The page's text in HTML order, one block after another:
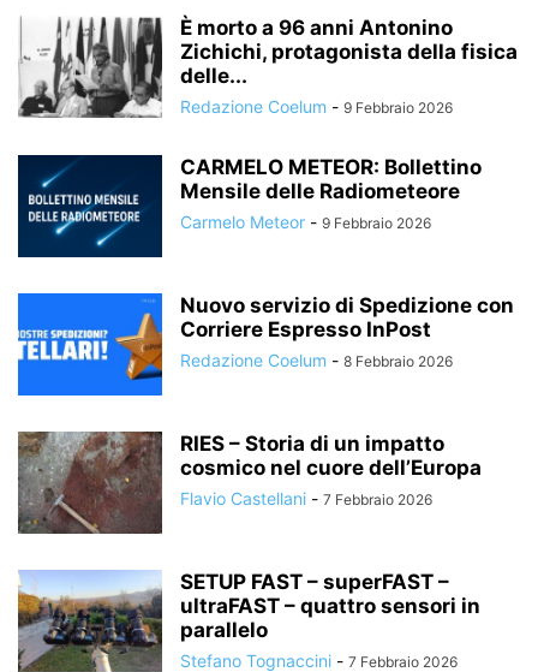
È morto a 96 anni Antonino
Zichichi, protagonista della fisica
delle...
Redazione Coelum - 9 Febbraio 2026
CARMELO METEOR: Bollettino
Mensile delle Radiometeore
Carmelo Meteor - 9 Febbraio 2026
Nuovo servizio di Spedizione con
Corriere Espresso InPost
Redazione Coelum - 8 Febbraio 2026
RIES – Storia di un impatto
cosmico nel cuore dell’Europa
Flavio Castellani - 7 Febbraio 2026
SETUP FAST – superFAST –
ultraFAST – quattro sensori in
parallelo
Stefano Tognaccini - 7 Febbraio 2026